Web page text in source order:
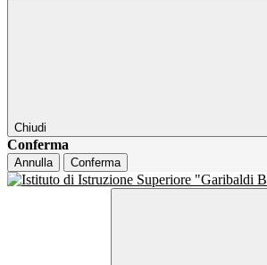
Chiudi
Conferma
Annulla Conferma